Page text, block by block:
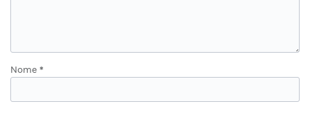
Nome *